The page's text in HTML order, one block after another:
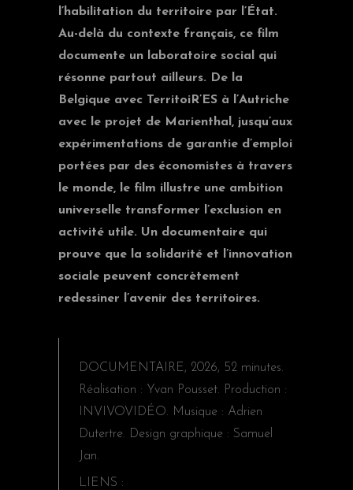
l’habilitation du territoire par l’État.
Au-delà du contexte français, ce film
documente un laboratoire social qui
résonne partout ailleurs. De la
Belgique avec TerritoiR’ES à l’Autriche
avec le projet de Marienthal, jusqu’aux
expérimentations de garantie d’emploi
portées par des économistes à travers
le monde, le film illustre une ambition
universelle transformer l’exclusion en
activité utile. Un documentaire qui
prouve que la solidarité et l’innovation
sociale peuvent concrètement
redessiner l’avenir des territoires.
DOCUMENTAIRE, 2026, 52 minutes.
Réalisation : Yvan Pousset. Production :
INVIVOVIDÉO. Musique : Adrien
Dutertre. Design graphique : Samuel
Jan.
LIENS :